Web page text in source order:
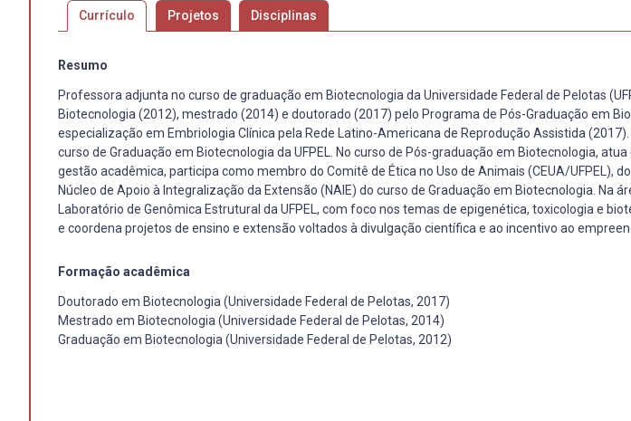
Currículo Projetos Disciplinas
Resumo
Professora adjunta no curso de graduação em Biotecnologia da Universidade Federal de Pelotas
Biotecnologia (2012), mestrado (2014) e doutorado (2017) pelo Programa de Pós-Graduação em
especialização em Embriologia Clínica pela Rede Latino-Americana de Reprodução Assistida
curso de Graduação em Biotecnologia da UFPEL. No curso de Pós-graduação em Biotecnologia,
gestão acadêmica, participa como membro do Comitê de Ética no Uso de Animais (CEUA/UFPEL),
Núcleo de Apoio à Integralização da Extensão (NAIE) do curso de Graduação em Biotecnologia. Na
Laboratório de Genômica Estrutural da UFPEL, com foco nos temas de epigenética, toxicologia e
e coordena projetos de ensino e extensão voltados à divulgação científica e ao incentivo ao
Formação acadêmica
Doutorado em Biotecnologia (Universidade Federal de Pelotas, 2017)
Mestrado em Biotecnologia (Universidade Federal de Pelotas, 2014)
Graduação em Biotecnologia (Universidade Federal de Pelotas, 2012)